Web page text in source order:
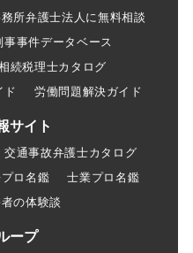
所弁護士法人に無料相談
事事件データベース
続税理士カタログ
ド
労働問題解決ガイド
サイト
交通事故弁護士カタログ
ロ名鑑
士業プロ名鑑
の体験談
ープ